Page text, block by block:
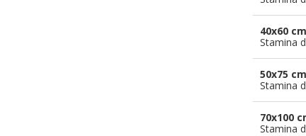
40x60 cm
Stamina
50x75 cm
Stamina
70x100
Stamina